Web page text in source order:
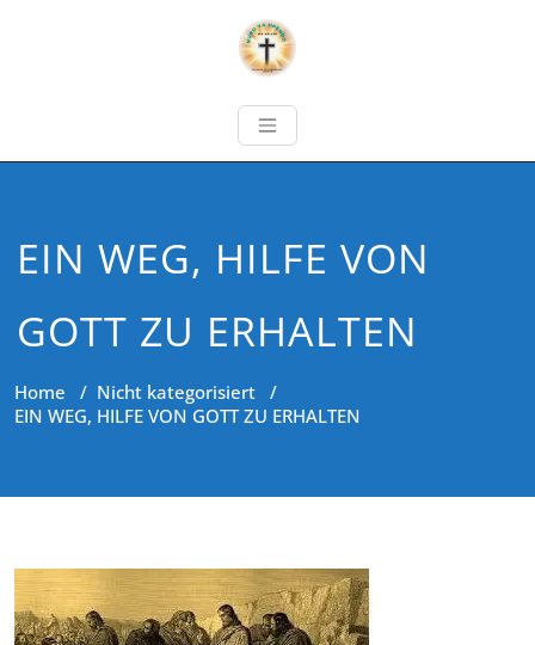
EIN WEG, HILFE VON
GOTT ZU ERHALTEN
Home / Nicht kategorisiert /
EIN WEG, HILFE VON GOTT ZU ERHALTEN